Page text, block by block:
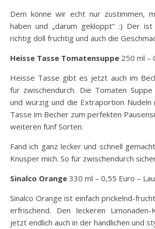
Dem könne wir echt nur zustimmen,
haben und „darum gekloppt“ :) Der
richtig doll fruchtig und auch die
Heisse Tasse Tomatensuppe 250 ml –
Heisse Tasse gibt es jetzt auch im
für zwischendurch. Die Tomaten
und würzig und die Extraportion Nudeln
Tasse im Becher zum perfekten
weiteren fünf Sorten.
Fand ich ganz lecker und schnell
Knusper mich. So für zwischendurch
Sinalco Orange 330 ml – 0,55 Euro –
Sinalco Orange ist einfach prickelnd-
erfrischend. Den leckeren
jetzt endlich auch in der handlichen und